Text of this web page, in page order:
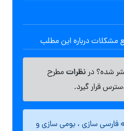
مشکلات درباره این مطلب
شده؟ درنظراتمطرح
قرار گیرد.
فارسی سازی ، بومی سازی و